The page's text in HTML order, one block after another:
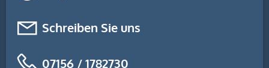
Schreiben Sie uns
07156 / 1782730